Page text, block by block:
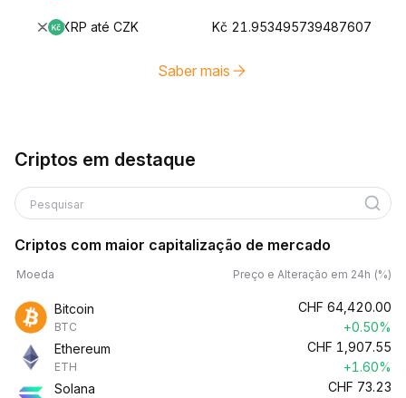
XRP até CZK Kč 21.953495739487607
Saber mais
Criptos em destaque
Pesquisar
Criptos com maior capitalização de mercado
Moeda Preço e Alteração em 24h (%)
Bitcoin
BTC
CHF 64,420.00
+0.50%
Ethereum
ETH
CHF 1,907.55
+1.60%
Solana
CHF 73.23